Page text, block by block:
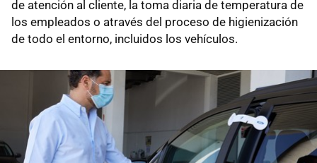
de atención al cliente, la toma diaria de temperatura de
los empleados o através del proceso de higienización
de todo el entorno, incluidos los vehículos.